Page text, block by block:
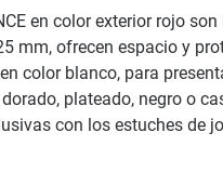
en color exterior rojo
mm, ofrecen espacio y
color blanco, para
plateado, negro o
con los estuches de